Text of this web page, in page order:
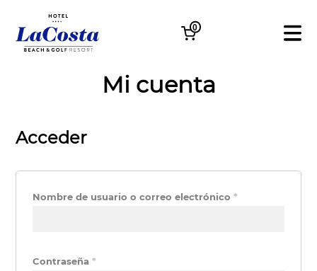
0
Mi cuenta
Acceder
Nombre de usuario o correo electrónico*
Contraseña*